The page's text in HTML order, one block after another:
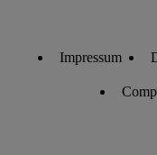
Impressum